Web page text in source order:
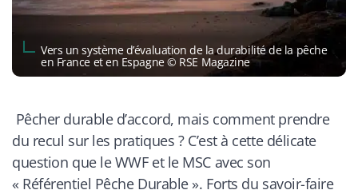
Vers un système d’évaluation de la durabilité de la pêche
en France et en Espagne © RSE Magazine
Pêcher durable d’accord, mais comment prendre
du recul sur les pratiques ? C’est à cette délicate
question que le WWF et le MSC avec son
« Référentiel Pêche Durable ». Forts du savoir-faire